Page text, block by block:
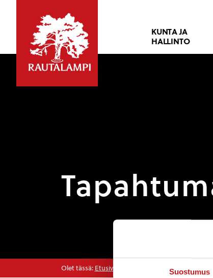
Suostumus
KUNTA JA
HALLINTO
Olet tässä: Etusivu sarjakuvakilpailu